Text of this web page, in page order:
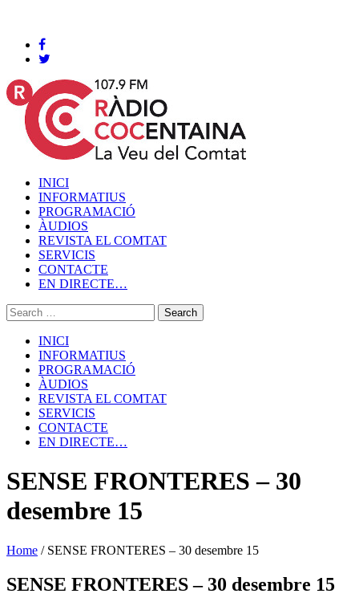
INICI
INFORMATIUS
PROGRAMACIÓ
ÀUDIOS
REVISTA EL COMTAT
SERVICIS
CONTACTE
EN DIRECTE…
INICI
INFORMATIUS
PROGRAMACIÓ
ÀUDIOS
REVISTA EL COMTAT
SERVICIS
CONTACTE
EN DIRECTE…
SENSE FRONTERES – 30
desembre 15
Home / SENSE FRONTERES – 30 desembre 15
SENSE FRONTERES – 30 desembre 15